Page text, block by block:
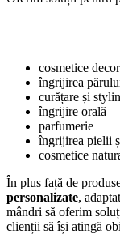
cosmetice
îngrijirea
curățare și
îngrijire orală
parfumerie
îngrijirea pielii
cosmetice
În plus față de
personalizate,
mândri să oferim
clienții să își atingă